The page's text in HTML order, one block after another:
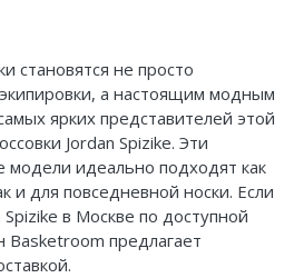
становятся не просто
а настоящим модным
ярких представителей этой
Jordan Spizike. Эти
идеально подходят как
и для повседневной носки. Если
в Москве по доступной
предлагает